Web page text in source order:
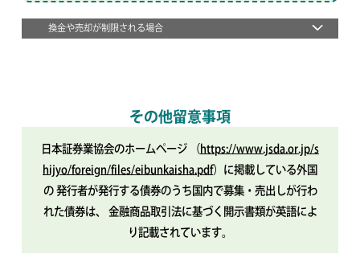
換金や売却が制限される場合
その他留意事項
日本証券業協会のホームページ （ https://www.jsda.or.jp/s
hijyo/foreign/files/eibunkaisha.pdf）に掲載している外国
の発行者が発行する債券のうち国内で募集・売出しが行わ
れた債券は、
金融商品取引法に基づく開示書類が英語によ
り記載されています。